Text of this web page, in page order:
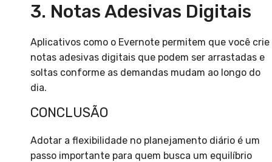
3. Notas Adesivas Digitais
Aplicativos como o Evernote permitem que você crie
notas adesivas digitais que podem ser arrastadas e
soltas conforme as demandas mudam ao longo do
dia.
CONCLUSÃO
Adotar a flexibilidade no planejamento diário é um
passo importante para quem busca um equilíbrio